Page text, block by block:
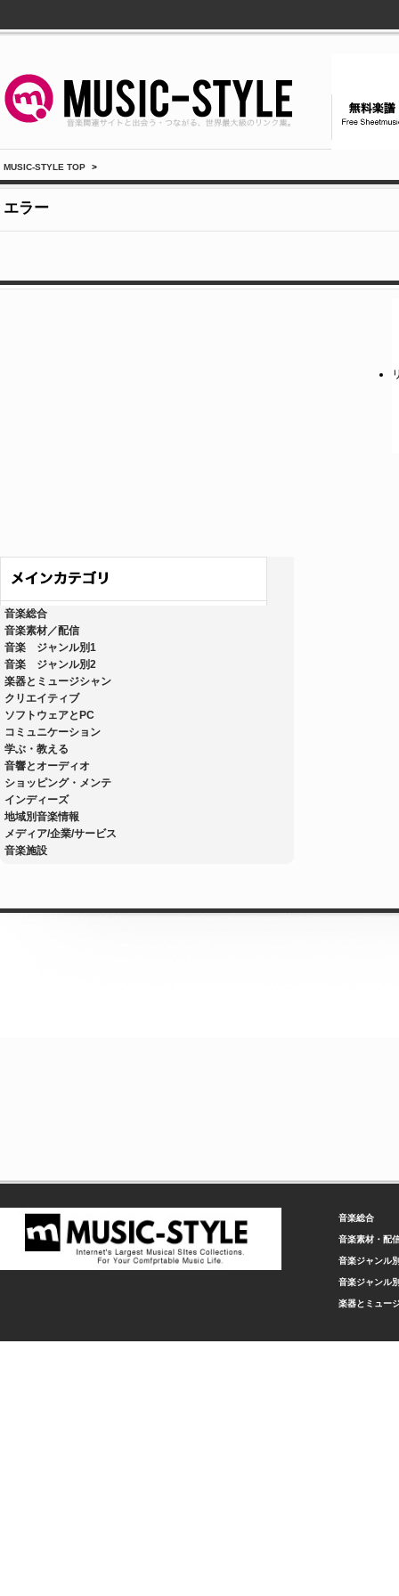
MUSIC-STYLE TOP >
エラー
音楽総合
音楽素材／配信
音楽 ジャンル別1
音楽 ジャンル別2
楽器とミュージシャン
クリエイティブ
ソフトウェアとPC
コミュニケーション
学ぶ・教える
音響とオーディオ
ショッピング・メンテ
インディーズ
地域別音楽情報
メディア/企業/サービス
音楽施設
音楽総合
音楽素材・配
音楽ジャンル
音楽ジャンル
楽器とミュー